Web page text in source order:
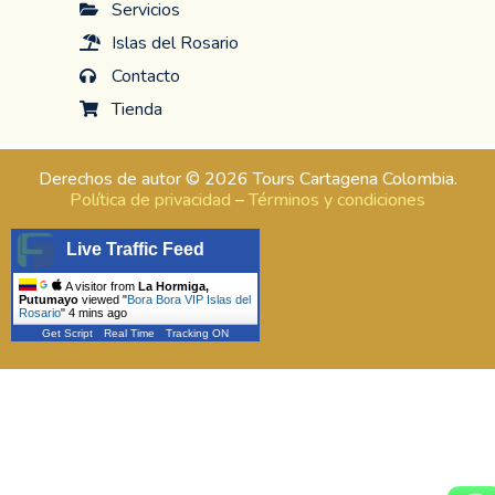
Servicios
Islas del Rosario
Contacto
Tienda
Derechos de autor © 2026 Tours Cartagena Colombia.
Política de privacidad –Términos y condiciones
Live Traffic Feed
A visitor from La Hormiga,
Putumayo viewed "Bora Bora VIP Islas del
Rosario" 4 mins ago
Get Script Real Time Tracking ON